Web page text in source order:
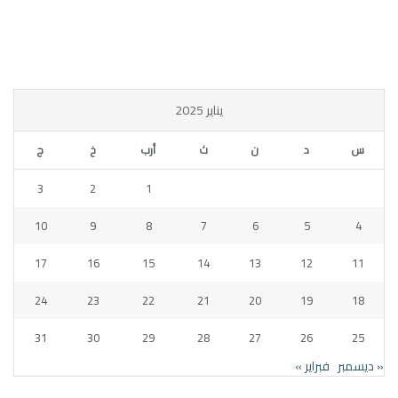
يناير 2025
س د ن ث أرب خ ج
1
2
3
4
5
6
7
8
9
10
11
12
13
14
15
16
17
18
19
20
21
22
23
24
25
26
27
28
29
30
31
« ديسمبر فبراير »